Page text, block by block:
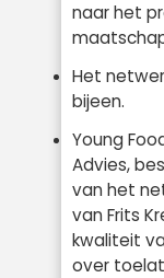
naar het
Het
bijeen.
Young
Advies,
van het
van Frits
kwaliteit
over